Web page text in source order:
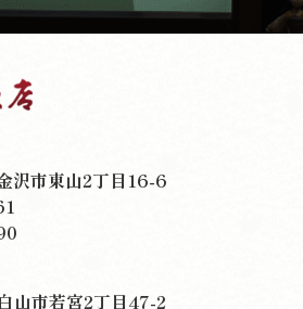
沢市東山2丁目16-6
山市若宮2丁目47-2